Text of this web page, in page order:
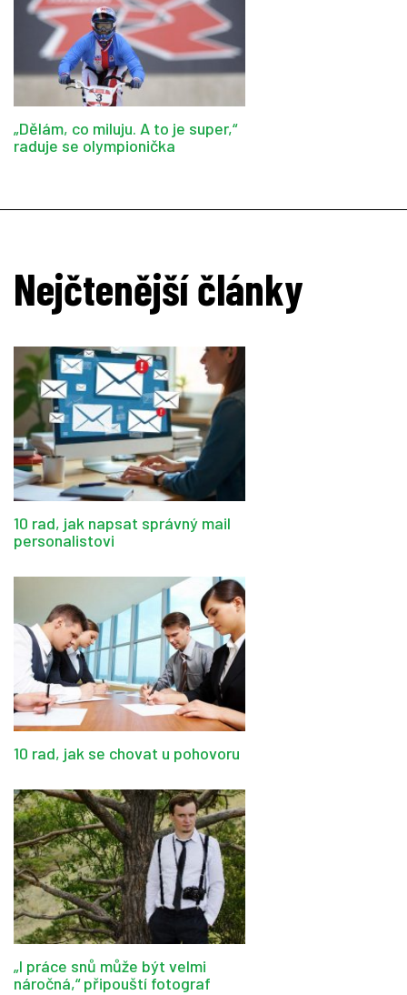
„Dělám, co miluju. A to je super,“
raduje se olympionička
Nejčtenější články
10 rad, jak napsat správný mail
personalistovi
10 rad, jak se chovat u pohovoru
„I práce snů může být velmi
náročná,“ připouští fotograf